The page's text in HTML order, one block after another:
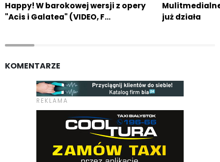
Happy! W barokowej wersji z opery
"Acis i Galatea" (VIDEO, F…
już działa
KOMENTARZE